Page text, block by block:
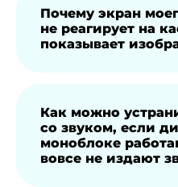
Почему экран
не реагирует на
показывает
Причин такого
Возможно,
заражен вирусами,
Как можно
со звуком, если
моноблоке
вовсе не издают